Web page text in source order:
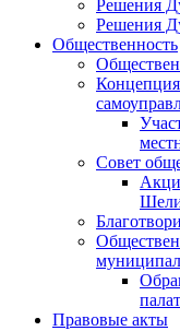
Решения
Решения
Общественность
Концепция
Совет
Правовые акты